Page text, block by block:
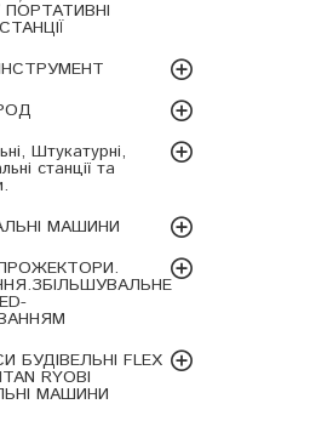
ПОРТАТИВНІ
Штукатурні,
станції та
МАШИНИ
БУДІВЕЛЬНІ FLEX
RYOBI
МАШИНИ